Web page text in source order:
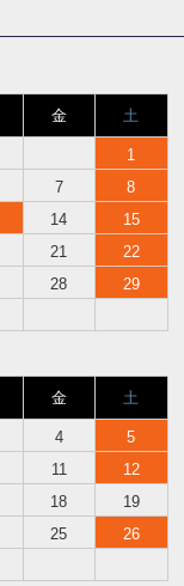
金 土
1
7
8
14
15
21
22
28
29
金 土
4
5
11
12
18
19
25
26